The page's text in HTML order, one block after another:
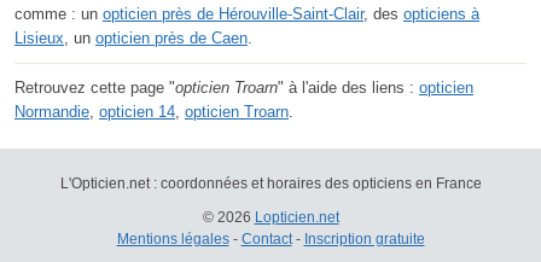
comme : un opticien près de Hérouville-Saint-Clair, des opticiens à
Lisieux , un opticien près de Caen
Retrouvez cette page "opticien Troarn" à l'aide des liens : opticien
Normandie opticien 14 opticien Troarn
L'Opticien.net : coordonnées et horaires des opticiens en France
© 2026 Lopticien.net
Mentions légales- Contact- Inscription gratuite